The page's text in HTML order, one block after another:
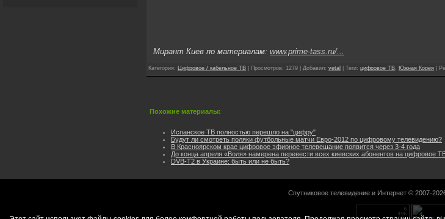
Мирант Киев по материалам: www.prime-tass.ru/...
Категория: Цифровое / кабельное ТВ Просмотров: 1279 Добавил: vetal Теги: цифровое ТВ Южная Корея
Похожие материалы:
Испанское ТВ полностью перешло на "цифру"
Будут ли смотреть поляки футбольные матчи Евро-2012 по цифровому телевидению?
В Красноярском крае цифровое эфирное телевещание появится через 3-4 года
До конца апреля «Воля» намерена перевести всех киевских абонентов на цифровое
DVB-T2 в Украине: быть или не быть?
Спутниковое телевидение и Интернет © 2007-